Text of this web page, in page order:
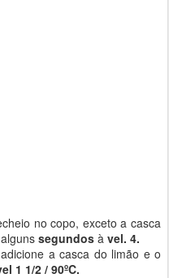
no copo, exceto a casca
segundos à vel. 4.
a casca do limão e o
1 1/2 / 90ºC.